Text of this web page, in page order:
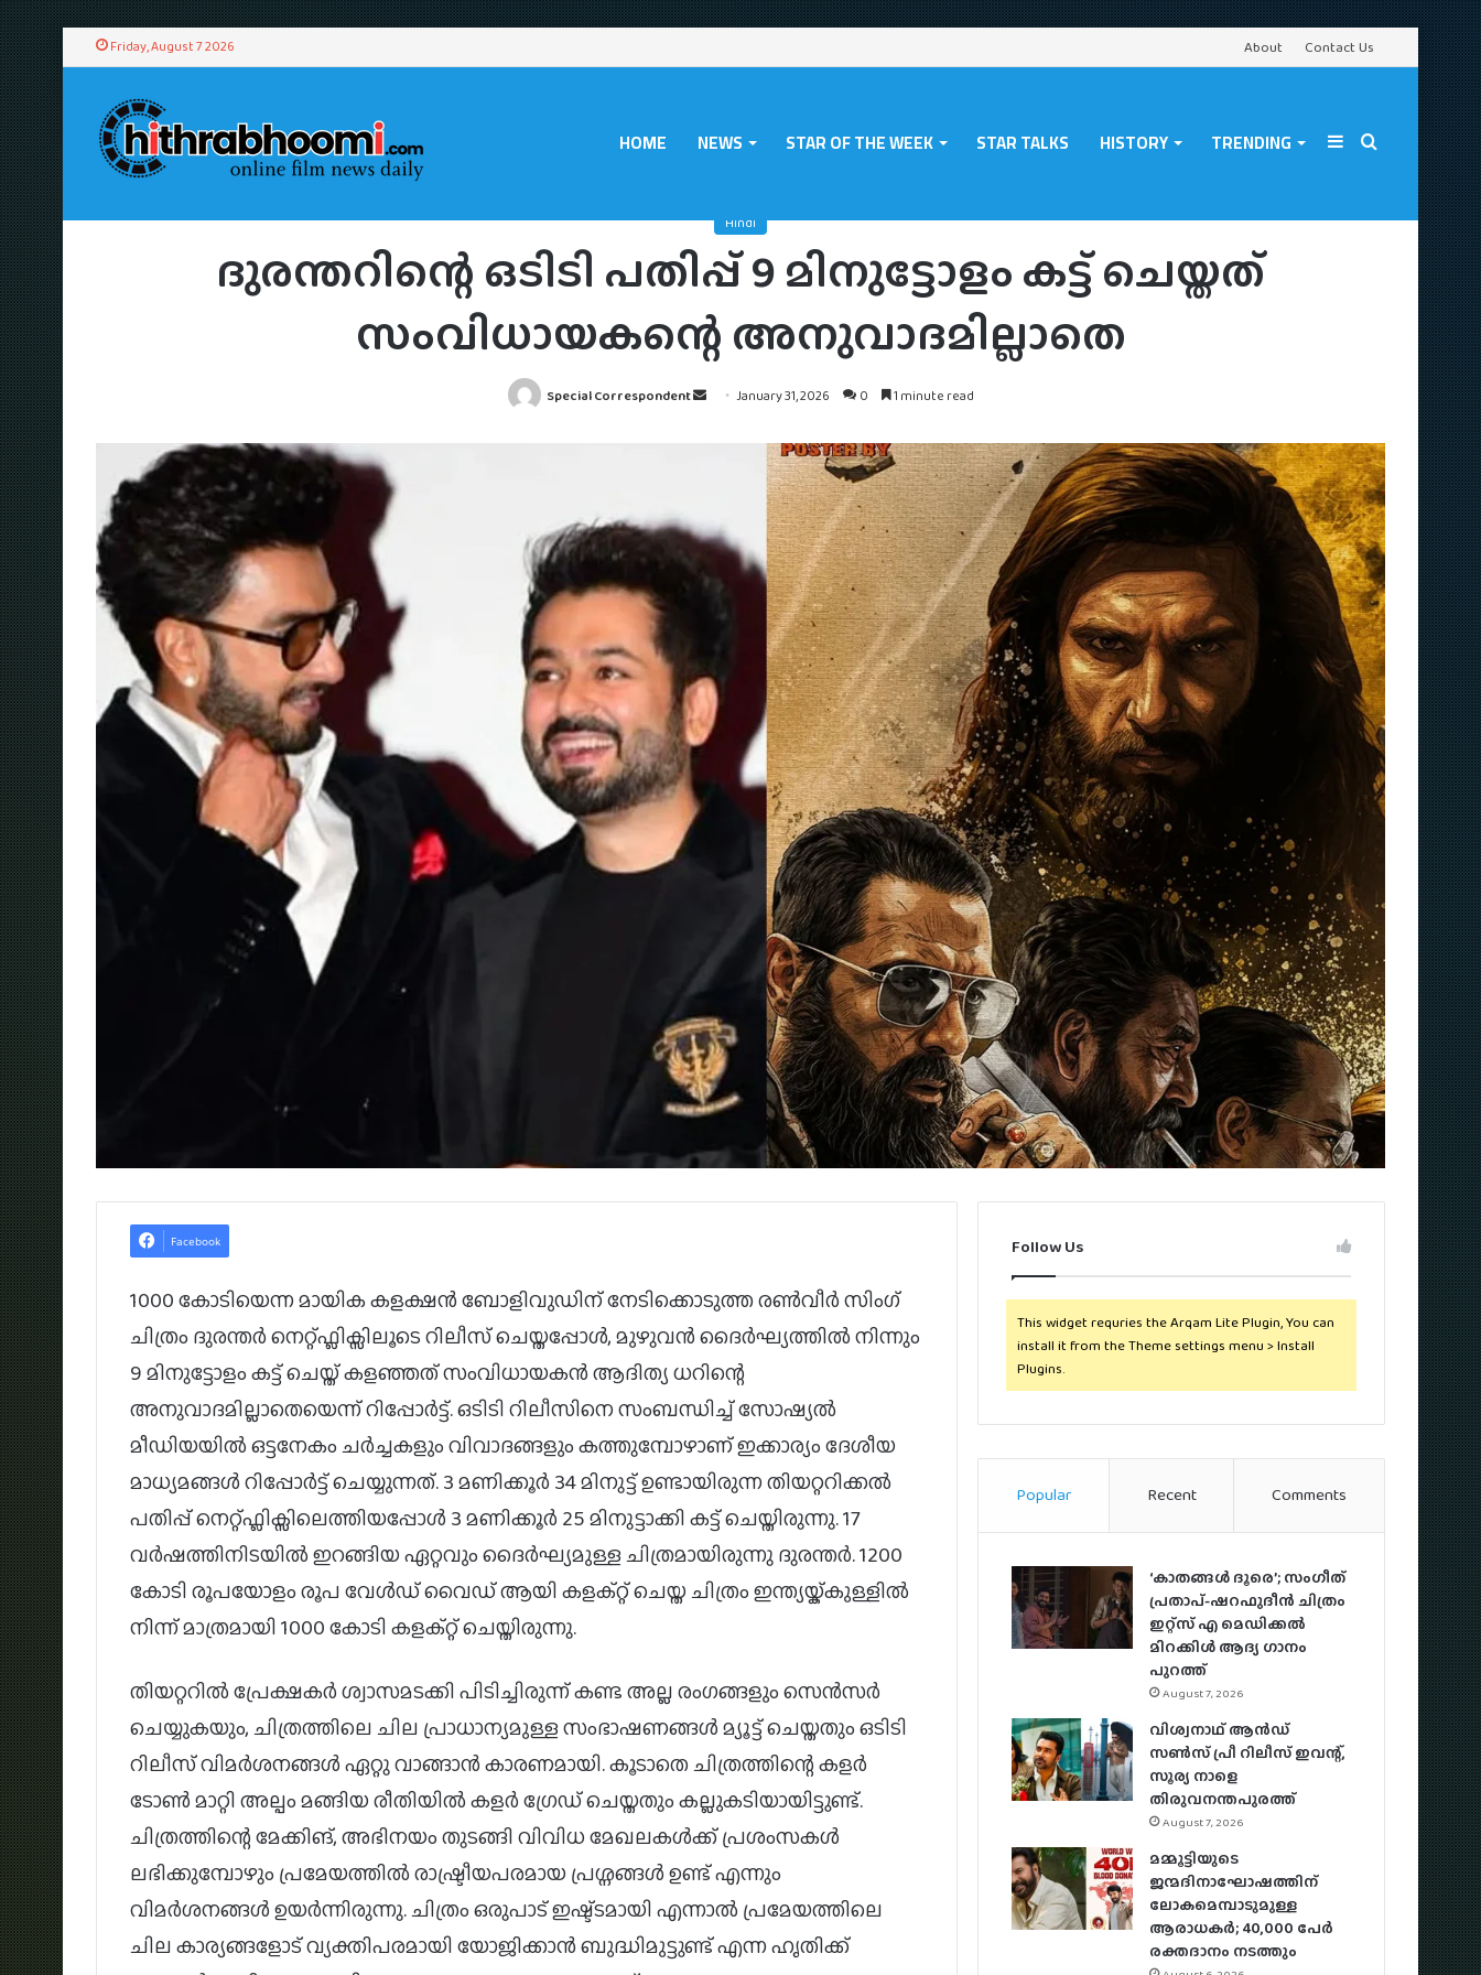
Friday, August 7 2026 About Contact Us
HOME NEWS STAR OF THE WEEK STAR TALKS HISTORY TRENDING Search
Sidebar
Home
Hindi
ദുരന്തറിന്റെ ഒടിടി പതിപ്പ് 9 മിനുട്ടോളം കട്ട് ചെയ്തത്
സംവിധായകന്റെ അനുവാദമില്ലാതെ
Special Correspondent
Send January 31, 2026 0 1 minute read
Facebook
1000 കോടിയെന്ന മായിക കളക്ഷൻ ബോളിവുഡിന് നേടിക്കൊടുത്ത രൺവീർ സിംഗ്
ചിത്രം ദുരന്തർ നെറ്റ്ഫ്ലിക്സിലൂടെ റിലീസ് ചെയ്തപ്പോൾ, മുഴുവൻ ദൈർഘ്യത്തിൽ നിന്നും
9 മിനുട്ടോളം കട്ട് ചെയ്ത് കളഞ്ഞത് സംവിധായകൻ ആദിത്യ ധറിന്റെ
അനുവാദമില്ലാതെയെന്ന് റിപ്പോർട്ട്. ഒടിടി റിലീസിനെ സംബന്ധിച്ച് സോഷ്യൽ
മീഡിയയിൽ ഒട്ടനേകം ചർച്ചകളും വിവാദങ്ങളും കത്തുമ്പോഴാണ് ഇക്കാര്യം ദേശീയ
മാധ്യമങ്ങൾ റിപ്പോർട്ട് ചെയ്യുന്നത്. 3 മണിക്കൂർ 34 മിനുട്ട് ഉണ്ടായിരുന്ന തിയറ്ററിക്കൽ
പതിപ്പ് നെറ്റ്ഫ്ലിക്സിലെത്തിയപ്പോൾ 3 മണിക്കൂർ 25 മിനുട്ടാക്കി കട്ട് ചെയ്തിരുന്നു. 17
വർഷത്തിനിടയിൽ ഇറങ്ങിയ ഏറ്റവും ദൈർഘ്യമുള്ള ചിത്രമായിരുന്നു ദുരന്തർ. 1200
കോടി രൂപയോളം രൂപ വേൾഡ് വൈഡ് ആയി കളക്റ്റ് ചെയ്ത ചിത്രം ഇന്ത്യയ്ക്കുള്ളിൽ
നിന്ന് മാത്രമായി 1000 കോടി കളക്റ്റ് ചെയ്തിരുന്നു.
തിയറ്ററിൽ പ്രേക്ഷകർ ശ്വാസമടക്കി പിടിച്ചിരുന്ന് കണ്ട അല്ല രംഗങ്ങളും സെൻസർ
ചെയ്യുകയും, ചിത്രത്തിലെ ചില പ്രാധാന്യമുള്ള സംഭാഷണങ്ങൾ മ്യൂട്ട് ചെയ്തതും ഒടിടി
റിലീസ് വിമർശനങ്ങൾ ഏറ്റു വാങ്ങാൻ കാരണമായി. കൂടാതെ ചിത്രത്തിന്റെ കളർ
ടോൺ മാറ്റി അല്പം മങ്ങിയ രീതിയിൽ കളർ ഗ്രേഡ് ചെയ്തതും കല്ലുകടിയായിട്ടുണ്ട്.
ചിത്രത്തിന്റെ മേക്കിങ്, അഭിനയം തുടങ്ങി വിവിധ മേഖലകൾക്ക് പ്രശംസകൾ
ലഭിക്കുമ്പോഴും പ്രമേയത്തിൽ രാഷ്ട്രീയപരമായ പ്രശ്നങ്ങൾ ഉണ്ട് എന്നും
വിമർശനങ്ങൾ ഉയർന്നിരുന്നു. ചിത്രം ഒരുപാട് ഇഷ്ട്ടമായി എന്നാൽ പ്രമേയത്തിലെ
ചില കാര്യങ്ങളോട് വ്യക്തിപരമായി യോജിക്കാൻ ബുദ്ധിമുട്ടുണ്ട് എന്ന ഹൃതിക്ക്
റെക്കോർഡ് തുകയ്ക്ക് ‘രാമായണ’
Follow Us
This widget requries the Arqam Lite Plugin, You can
install it from the Theme settings menu > Install
Plugins.
Popular Recent Comments
‘കാതങ്ങൾ ദൂരെ’; സംഗീത്
പ്രതാപ്-ഷറഫുദീൻ ചിത്രം
ഇറ്റ്സ് എ മെഡിക്കൽ
മിറക്കിൾ ആദ്യ ഗാനം
പുറത്ത്
August 7, 2026
വിശ്വനാഥ് ആന്‍ഡ്
സണ്‍സ് പ്രീ റിലീസ് ഇവന്റ്,
സൂര്യ നാളെ
തിരുവനന്തപുരത്ത്
August 7, 2026
മമ്മൂട്ടിയുടെ
ജന്മദിനാഘോഷത്തിന്
ലോകമെമ്പാടുമുള്ള
ആരാധകര്‍; 40,000 പേര്‍
രക്തദാനം നടത്തും